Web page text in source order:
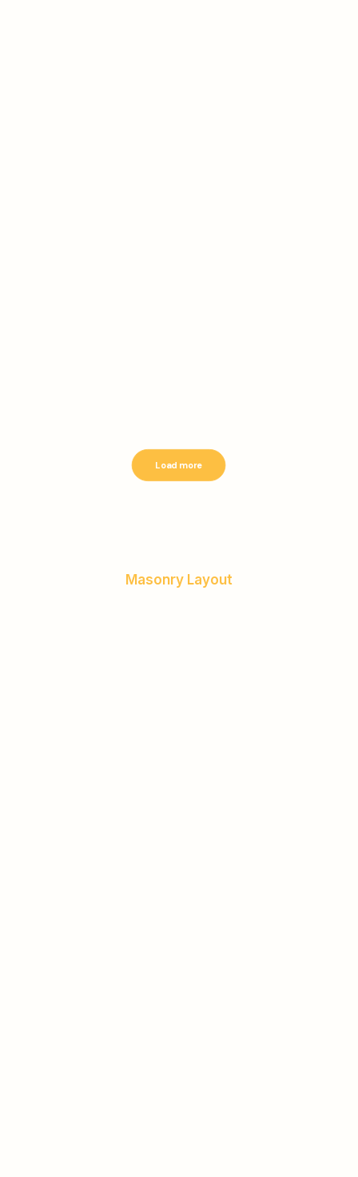
Load more
Masonry Layout